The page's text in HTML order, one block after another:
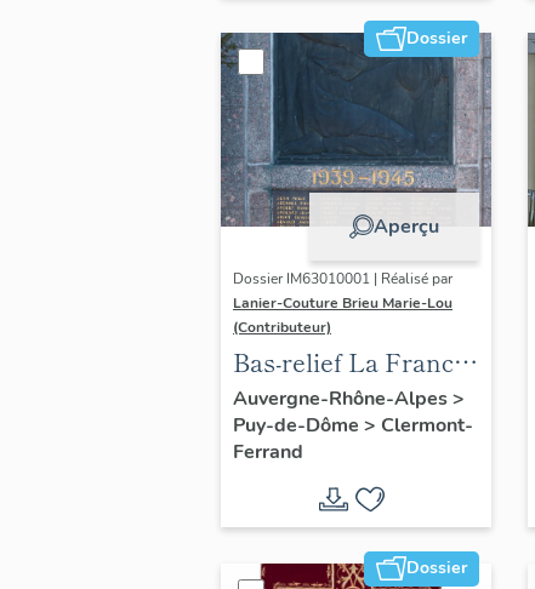
Dossier
Aperçu
Dossier IM63010001 | Réalisé par
Lanier-Couture Brieu Marie-Lou
(Contributeur)
Bas-relief La France
en pleurs
Auvergne-Rhône-Alpes>
Puy-de-Dôme > Clermont-
Ferrand
Dossier